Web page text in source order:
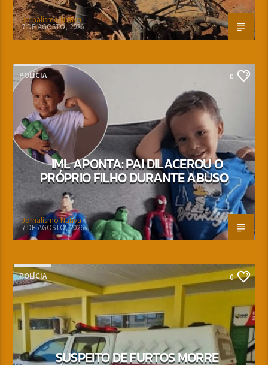
Jornalismo Nativa
7 DE AGOSTO, 2026
POLÍCIA 0
IML APONTA: PAI DILACEROU O
PRÓPRIO FILHO DURANTE ABUSO
Jornalismo Nativa
7 DE AGOSTO, 2026
POLÍCIA 0
SUSPEITO DE FURTOS MORRE